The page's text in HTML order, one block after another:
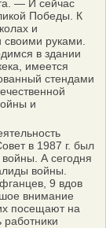
— И сейчас
Победы. К
и
руками.
в здании
имеется
стендами
и
в 1987 г. был
войны. А сегодня
войны.
9 вдов
внимание
посещают на